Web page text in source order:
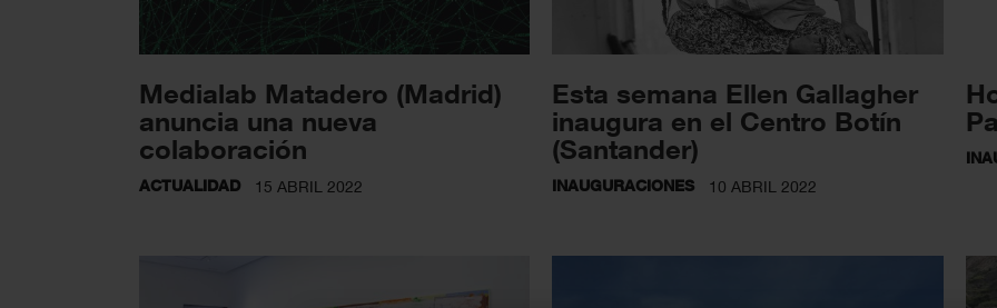
Medialab Matadero (Madrid)
anuncia una nueva
colaboración
ACTUALIDAD 15 ABRIL 2022
Esta semana Ellen Gallagher
inaugura en el Centro Botín
(Santander)
INAUGURACIONES 10 ABRIL 2022